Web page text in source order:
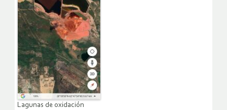
Lagunas de oxidación